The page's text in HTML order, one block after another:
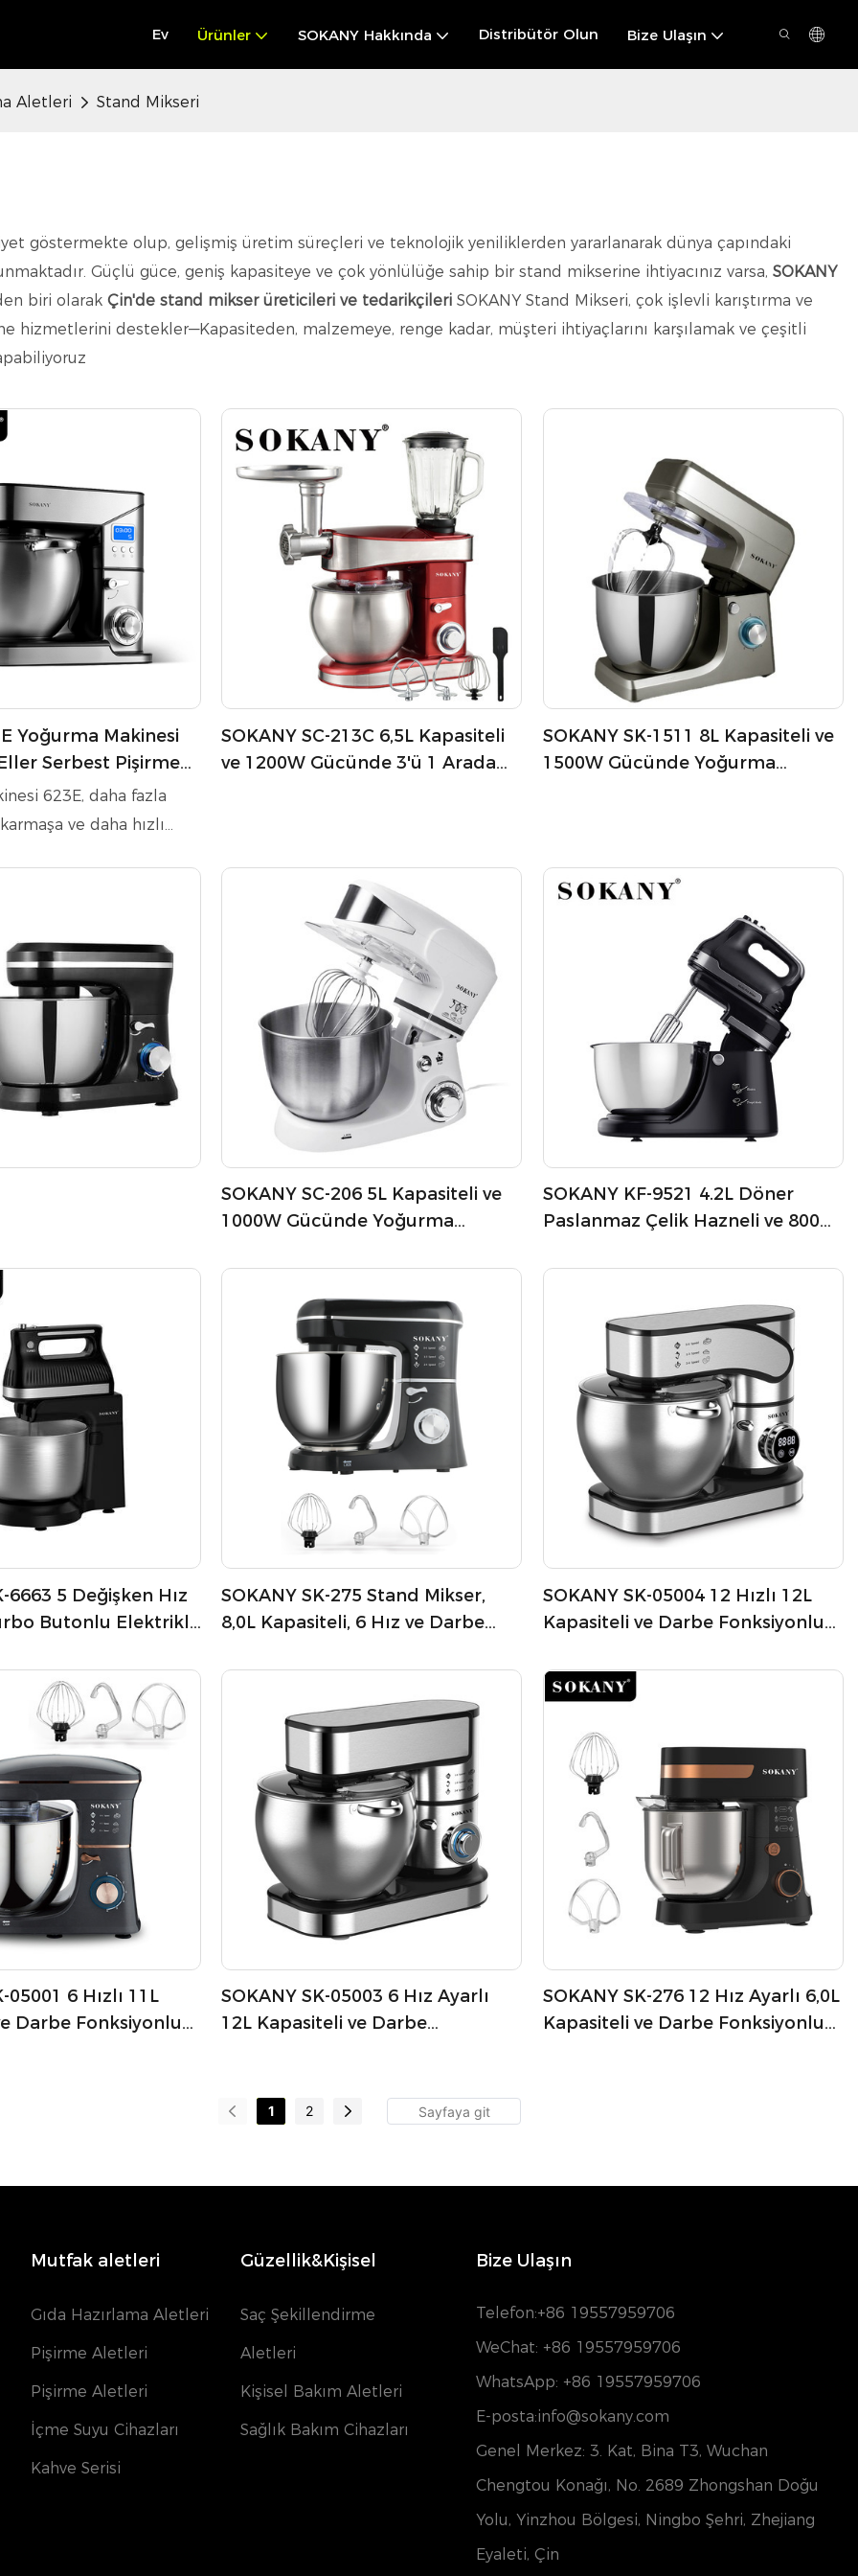
Ev Ürünler SOKANY Hakkında Distribütör Olun Bize Ulaşın
Aletleri Stand Mikseri
göstermekte olup, gelişmiş üretim süreçleri ve teknolojik yeniliklerden yararlanarak dünya çapındaki
Güçlü güce, geniş kapasiteye ve çok yönlülüğe sahip bir stand mikserine ihtiyacınız varsa, SOKANY
biri olarak Çin'de stand mikser üreticileri ve tedarikçileri SOKANY Stand Mikseri, çok işlevli karıştırma ve
hizmetlerini destekler—Kapasiteden, malzemeye, renge kadar, müşteri ihtiyaçlarını karşılamak ve çeşitli
Yoğurma Makinesi
Serbest Pişirme
623E, daha fazla
ve daha hızlı
sahiptir. Bir düğme
için plastik bir
gelir. Paslanmaz çelik
ile donatılmış,
sağlar. Bu
sahiptir ve
220-240V, 50/60Hz'de
SOKANY SC-213C 6,5L Kapasiteli
ve 1200W Gücünde 3'ü 1 Arada
SOKANY SK-1511 8L Kapasiteli ve
1500W Gücünde Yoğurma
SOKANY SC-206 5L Kapasiteli ve
1000W Gücünde Yoğurma
SOKANY KF-9521 4.2L Döner
Paslanmaz Çelik Hazneli ve 800W
6663 5 Değişken Hız
Butonlu Elektrikli
SOKANY SK-275 Stand Mikser,
8,0L Kapasiteli, 6 Hız ve Darbe
SOKANY SK-05004 12 Hızlı 12L
Kapasiteli ve Darbe Fonksiyonlu
05001 6 Hızlı 11L
Darbe Fonksiyonlu
SOKANY SK-05003 6 Hız Ayarlı
12L Kapasiteli ve Darbe
SOKANY SK-276 12 Hız Ayarlı 6,0L
Kapasiteli ve Darbe Fonksiyonlu
1 2
Mutfak aletleri
Gıda Hazırlama Aletleri
Pişirme Aletleri
Pişirme Aletleri
İçme Suyu Cihazları
Kahve Serisi
Güzellik&Kişisel
Saç Şekillendirme
Aletleri
Kişisel Bakım Aletleri
Sağlık Bakım Cihazları
Bize Ulaşın
Telefon:+86 19557959706
WeChat: +86 19557959706
WhatsApp: +86 19557959706
E-posta:info@sokany.com
Genel Merkez: 3. Kat, Bina T3, Wuchan
Chengtou Konağı, No. 2689 Zhongshan Doğu
Yolu, Yinzhou Bölgesi, Ningbo Şehri, Zhejiang
Eyaleti, Çin